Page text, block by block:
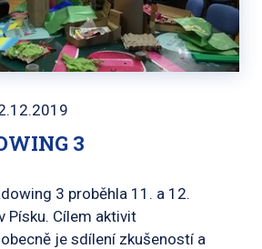
3
3 proběhla 11. a 12.
Písku. Cílem aktivit
je sdílení zkušeností a